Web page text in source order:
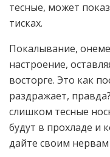
тесные, может
тисках.
Покалывание,
настроение,
восторге. Это как
раздражает,
слишком тесные
будут в прохладе и
дайте своим